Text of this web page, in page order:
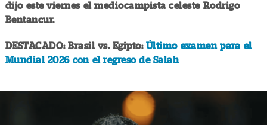
dijo este viernes el mediocampista celeste Rodrigo
Bentancur.
DESTACADO: Brasil vs. Egipto: Último examen para el
Mundial 2026 con el regreso de Salah